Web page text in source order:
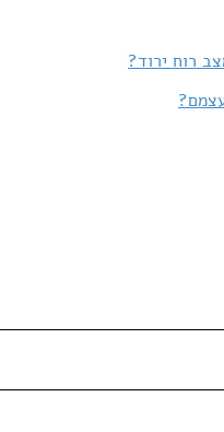
רוח ירוד?